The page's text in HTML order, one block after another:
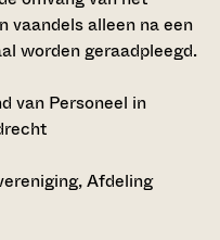
vaandels alleen na een
worden geraadpleegd.
van Personeel in
Afdeling